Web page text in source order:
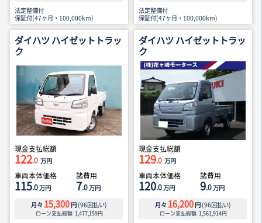
法定整備付
保証付(47ヶ月・100,000km)
法定整備付
保証付(47ヶ月・100,000km)
ダイハツ ハイゼットトラッ
ク
現金支払総額
122.0 万円
車両本体価格
115.0万円
諸費用
7.0万円
月々 15,300 円 (96回払い)
ローン支払総額 1,477,159円
ダイハツ ハイゼットトラッ
ク
現金支払総額
129.0 万円
車両本体価格
120.0万円
諸費用
9.0万円
月々 16,200 円 (96回払い)
ローン支払総額 1,561,914円